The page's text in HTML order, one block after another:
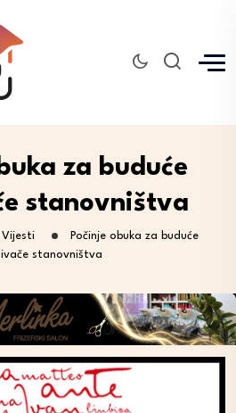
za buduće
stanovništva
Vijesti
Počinje obuka za buduće
stanovništva